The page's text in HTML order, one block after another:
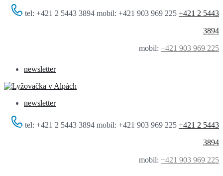
tel: +421 2 5443 3894 mobil: +421 903 969 225 +421 2 5443
3894
mobil: +421 903 969 225
newsletter
newsletter
tel: +421 2 5443 3894 mobil: +421 903 969 225 +421 2 5443
3894
mobil: +421 903 969 225